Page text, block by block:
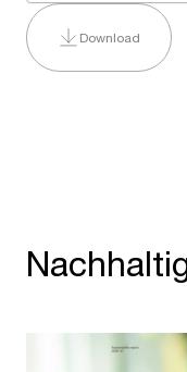
Download